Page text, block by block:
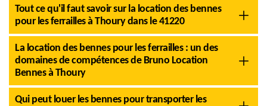
Tout ce qu'il faut savoir sur la location des bennes
pour les ferrailles à Thoury dans le 41220
La location des bennes pour les ferrailles : un des
domaines de compétences de Bruno Location
Bennes à Thoury
Qui peut louer les bennes pour transporter les